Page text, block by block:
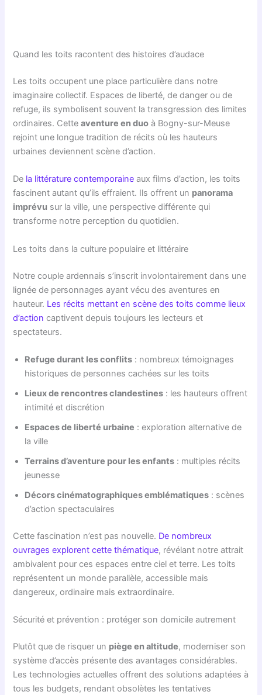
Quand les toits racontent des histoires d’audace
Les toits occupent une place particulière dans notre
imaginaire collectif. Espaces de liberté, de danger ou de
refuge, ils symbolisent souvent la transgression des limites
ordinaires. Cetteaventure en duo à Bogny-sur-Meuse
rejoint une longue tradition de récits où les hauteurs
urbaines deviennent scène d’action.
De la littérature contemporaine aux films d’action, les toits
fascinent autant qu’ils effraient. Ils offrent un panorama
imprévu sur la ville, une perspective différente qui
transforme notre perception du quotidien.
Les toits dans la culture populaire et littéraire
Notre couple ardennais s’inscrit involontairement dans une
lignée de personnages ayant vécu des aventures en
hauteur. Les récits mettant en scène des toits comme lieux
d’action captivent depuis toujours les lecteurs et
spectateurs.
Refuge durant les conflits : nombreux témoignages
historiques de personnes cachées sur les toits
Lieux de rencontres clandestines : les hauteurs offrent
intimité et discrétion
Espaces de liberté urbaine : exploration alternative de
la ville
Terrains d’aventure pour les enfants : multiples récits
jeunesse
Décors cinématographiques emblématiques : scènes
d’action spectaculaires
Cette fascination n’est pas nouvelle. De nombreux
ouvrages explorent cette thématique, révélant notre attrait
ambivalent pour ces espaces entre ciel et terre. Les toits
représentent un monde parallèle, accessible mais
dangereux, ordinaire mais extraordinaire.
Sécurité et prévention : protéger son domicile autrement
Plutôt que de risquer un piège en altitude, moderniser son
système d’accès présente des avantages considérables.
Les technologies actuelles offrent des solutions adaptées à
tous les budgets, rendant obsolètes les tentatives